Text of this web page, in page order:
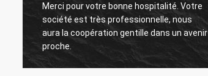
Merci pour votre bonne hospitalité. Votre
société est très professionnelle, nous
aura la coopération gentille dans un avenir
proche.